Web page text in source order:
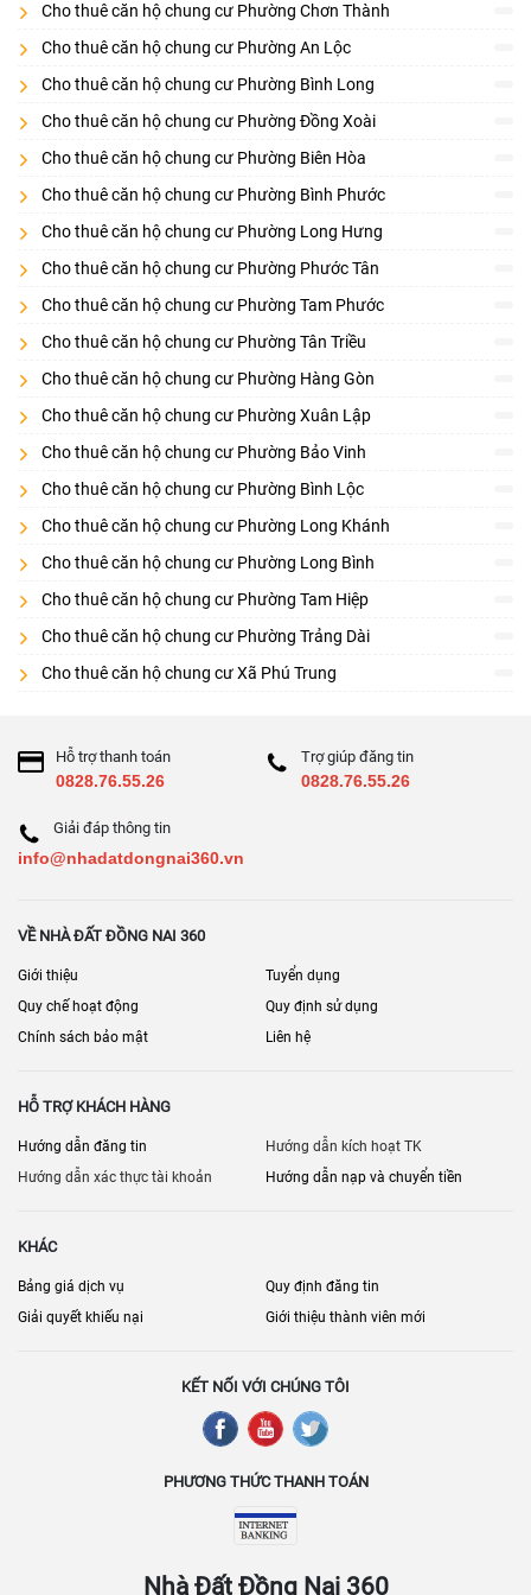
dẫn, tuy nhiên cần cân nhắc kỹ lưỡng các yếu tố như giá cả, vị trí,
phù hợp nhất.
Cho thuê căn hộ chung cư Phường Chơn Thành
Cho thuê căn hộ chung cư Phường An Lộc
Cho thuê căn hộ chung cư Phường Bình Long
Cho thuê căn hộ chung cư Phường Đồng Xoài
Cho thuê căn hộ chung cư Phường Biên Hòa
Cho thuê căn hộ chung cư Phường Bình Phước
Cho thuê căn hộ chung cư Phường Long Hưng
Cho thuê căn hộ chung cư Phường Phước Tân
Cho thuê căn hộ chung cư Phường Tam Phước
Cho thuê căn hộ chung cư Phường Tân Triều
Cho thuê căn hộ chung cư Phường Hàng Gòn
Cho thuê căn hộ chung cư Phường Xuân Lập
Cho thuê căn hộ chung cư Phường Bảo Vinh
Cho thuê căn hộ chung cư Phường Bình Lộc
Cho thuê căn hộ chung cư Phường Long Khánh
Cho thuê căn hộ chung cư Phường Long Bình
Cho thuê căn hộ chung cư Phường Tam Hiệp
Cho thuê căn hộ chung cư Phường Trảng Dài
Cho thuê căn hộ chung cư Xã Phú Trung
Hỗ trợ thanh toán
0828.76.55.26
Trợ giúp đăng tin
0828.76.55.26
Giải đáp thông tin
info@nhadatdongnai360.vn
VỀ NHÀ ĐẤT ĐỒNG NAI 360
Giới thiệu
Tuyển dụng
Quy chế hoạt động
Quy định sử dụng
Chính sách bảo mật
Liên hệ
HỖ TRỢ KHÁCH HÀNG
Hướng dẫn đăng tin
Hướng dẫn kích hoạt TK
Hướng dẫn xác thực tài khoản
Hướng dẫn nạp và chuyển tiền
KHÁC
Bảng giá dịch vụ
Quy định đăng tin
Giải quyết khiếu nại
Giới thiệu thành viên mới
KẾT NỐI VỚI CHÚNG TÔI
PHƯƠNG THỨC THANH TOÁN
Nhà Đất Đồng Nai 360